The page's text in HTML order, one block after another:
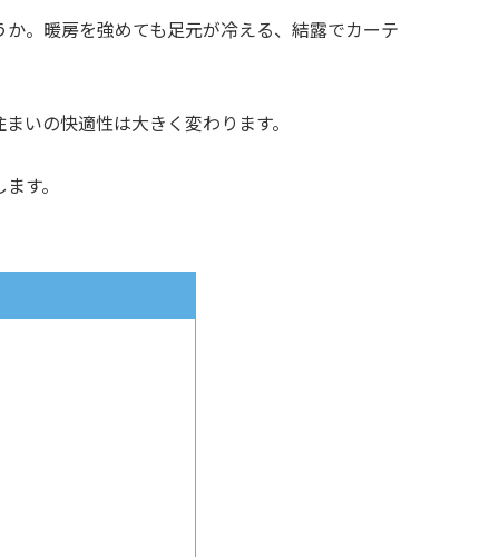
。暖房を強めても足元が冷える、結露でカーテ
いの快適性は大きく変わります。
す。